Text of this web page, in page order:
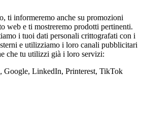
ti informeremo anche su promozioni
web e ti mostreremo prodotti pertinenti.
i tuoi dati personali crittografati con i
e utilizziamo i loro canali pubblicitari
che tu utilizzi già i loro servizi:
Google, LinkedIn, Printerest, TikTok